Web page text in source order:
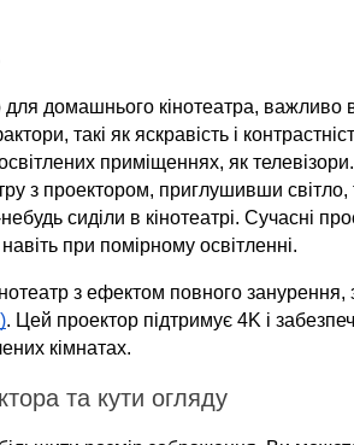
домашнього кінотеатра, важливо
такі як яскравість і
приміщеннях, як
з проектором, приглушивши світло,
сиділи в кінотеатрі. Сучасні
при помірному освітленні.
з ефектом повного занурення,
. Цей проектор підтримує 4K і
кімнатах.
та кути огляду